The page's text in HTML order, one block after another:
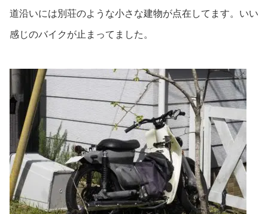
道沿いには別荘のような小さな建物が点在してます。いい
感じのバイクが止まってました。